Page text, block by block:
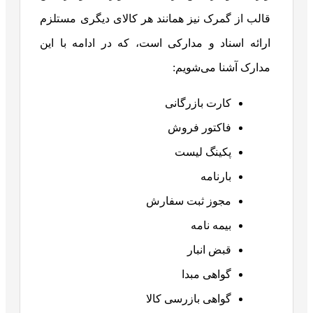
قالب از گمرک نیز همانند هر کالای دیگری مستلزم
ارائه اسناد و مدارکی است، که در ادامه با این
مدارک آشنا می‌شویم:
کارت بازرگانی
فاکتور فروش
پکینگ لیست
بارنامه
مجوز ثبت سفارش
بیمه نامه
قبض انبار
گواهی مبدا
گواهی بازرسی کالا